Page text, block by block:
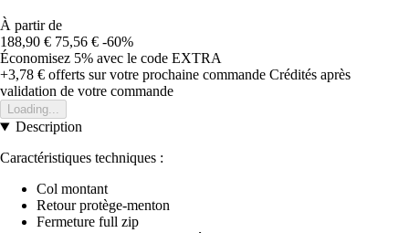
À partir de
188,90 € 75,56 € -60%
Économisez 5% avec le code EXTRA
+3,78 € offerts sur votre prochaine commande Crédités après
validation de votre commande
Loading...
Description
Caractéristiques techniques :
Col montant
Retour protège-menton
Fermeture full zip